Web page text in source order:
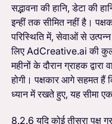
सद्भावना की हानि, डेटा की
इन्हीं तक सीमित नहीं है।
परिस्थिति में, सेवाओं से
लिए AdCreative.ai की
महीनों के दौरान ग्राहक
होगी। पक्षकार आगे सहमत हैं
ध्यान में रखते हुए, यह सीमा
8.2.6 यदि कोई तीसरा पक्ष